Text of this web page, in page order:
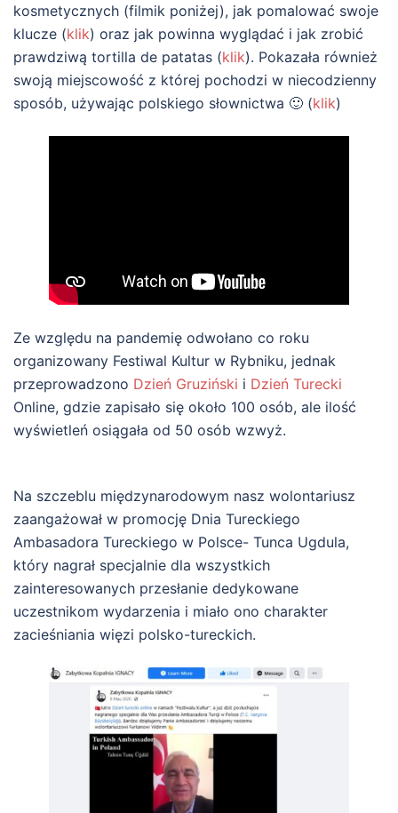
kosmetycznych (filmik poniżej), jak pomalować swoje
klucze (klik) oraz jak powinna wyglądać i jak zrobić
prawdziwą tortilla de patatas (klik). Pokazała również
swoją miejscowość z której pochodzi w niecodzienny
sposób, używając polskiego słownictwa 🙂 (klik)
Ze względu na pandemię odwołano co roku
organizowany Festiwal Kultur w Rybniku, jednak
przeprowadzono Dzień Gruziński i Dzień Turecki
Online, gdzie zapisało się około 100 osób, ale ilość
wyświetleń osiągała od 50 osób wzwyż.
Na szczeblu międzynarodowym nasz wolontariusz
zaangażował w promocję Dnia Tureckiego
Ambasadora Tureckiego w Polsce- Tunca Ugdula,
który nagrał specjalnie dla wszystkich
zainteresowanych przesłanie dedykowane
uczestnikom wydarzenia i miało ono charakter
zacieśniania więzi polsko-tureckich.